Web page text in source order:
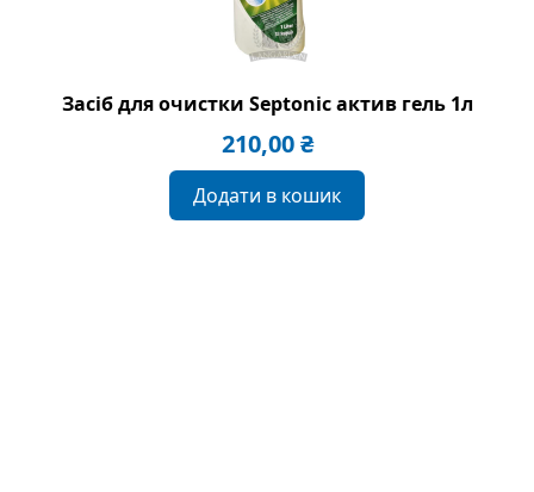
Засіб для очистки Septonic актив гель 1л
210,00₴
Додати в кошик